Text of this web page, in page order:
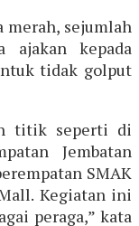
merah, sejumlah
ajakan kepada
tidak golput
titik seperti di
Jembatan
SMAK
Kegiatan ini
peraga,” kata